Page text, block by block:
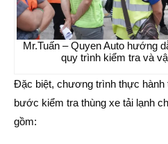
Mr.Tuấn – Quyen Auto hướng
quy trình kiểm tra và
Đặc biệt, chương trình thực hành
bước kiểm tra thùng xe tải lạnh
gồm: